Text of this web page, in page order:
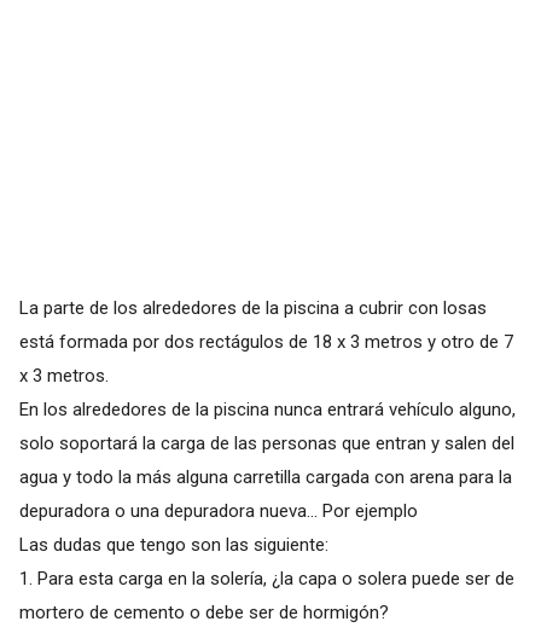
La parte de los alrededores de la piscina a cubrir con losas
está formada por dos rectágulos de 18 x 3 metros y otro de 7
x 3 metros.
En los alrededores de la piscina nunca entrará vehículo alguno,
solo soportará la carga de las personas que entran y salen del
agua y todo la más alguna carretilla cargada con arena para la
depuradora o una depuradora nueva... Por ejemplo
Las dudas que tengo son las siguiente:
1. Para esta carga en la solería, ¿la capa o solera puede ser de
mortero de cemento o debe ser de hormigón?